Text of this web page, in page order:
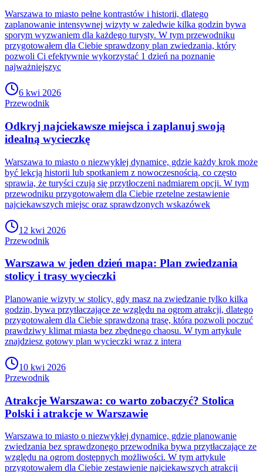
Warszawa to miasto pełne kontrastów i historii, dlatego
zaplanowanie intensywnej wizyty w zaledwie kilka godzin bywa
sporym wyzwaniem dla każdego turysty. W tym przewodniku
przygotowałem dla Ciebie sprawdzony plan zwiedzania, który
pozwoli Ci efektywnie wykorzystać 1 dzień na poznanie
najważniejszyc
6 kwi 2026
Przewodnik
Odkryj najciekawsze miejsca i zaplanuj swoją
idealną wycieczkę
Warszawa to miasto o niezwykłej dynamice, gdzie każdy krok może
być lekcją historii lub spotkaniem z nowoczesnością, co często
sprawia, że turyści czują się przytłoczeni nadmiarem opcji. W tym
przewodniku przygotowałem dla Ciebie rzetelne zestawienie
najciekawszych miejsc oraz sprawdzonych wskazówek
12 kwi 2026
Przewodnik
Warszawa w jeden dzień mapa: Plan zwiedzania
stolicy i trasy wycieczki
Planowanie wizyty w stolicy, gdy masz na zwiedzanie tylko kilka
godzin, bywa przytłaczające ze względu na ogrom atrakcji, dlatego
przygotowałem dla Ciebie sprawdzoną trasę, która pozwoli poczuć
prawdziwy klimat miasta bez zbędnego chaosu. W tym artykule
znajdziesz gotowy plan wycieczki wraz z intera
10 kwi 2026
Przewodnik
Atrakcje Warszawa: co warto zobaczyć? Stolica
Polski i atrakcje w Warszawie
Warszawa to miasto o niezwykłej dynamice, gdzie planowanie
zwiedzania bez sprawdzonego przewodnika bywa przytłaczające ze
względu na ogrom dostępnych możliwości. W tym artykule
przygotowałem dla Ciebie zestawienie najciekawszych atrakcji